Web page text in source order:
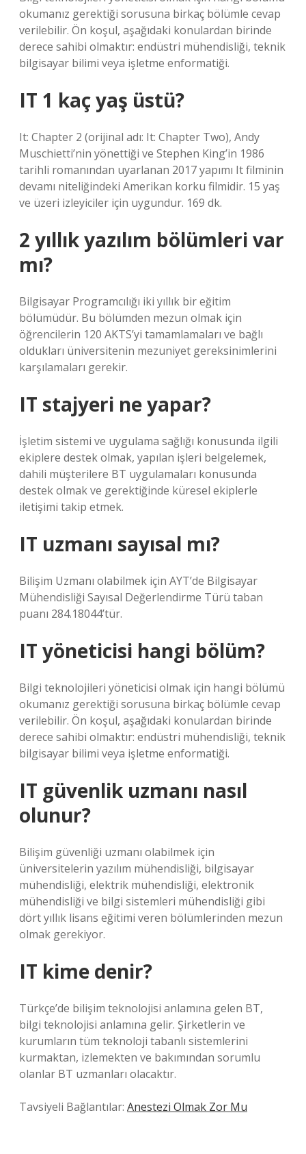
okumanız gerektiği sorusuna birkaç bölümle cevap
verilebilir. Ön koşul, aşağıdaki konulardan birinde
derece sahibi olmaktır: endüstri mühendisliği, teknik
bilgisayar bilimi veya işletme enformatiği.
IT 1 kaç yaş üstü?
It: Chapter 2 (orijinal adı: It: Chapter Two), Andy
Muschietti’nin yönettiği ve Stephen King’in 1986
tarihli romanından uyarlanan 2017 yapımı It filminin
devamı niteliğindeki Amerikan korku filmidir. 15 yaş
ve üzeri izleyiciler için uygundur. 169 dk.
2 yıllık yazılım bölümleri var
mı?
Bilgisayar Programcılığı iki yıllık bir eğitim
bölümüdür. Bu bölümden mezun olmak için
öğrencilerin 120 AKTS’yi tamamlamaları ve bağlı
oldukları üniversitenin mezuniyet gereksinimlerini
karşılamaları gerekir.
IT stajyeri ne yapar?
İşletim sistemi ve uygulama sağlığı konusunda ilgili
ekiplere destek olmak, yapılan işleri belgelemek,
dahili müşterilere BT uygulamaları konusunda
destek olmak ve gerektiğinde küresel ekiplerle
iletişimi takip etmek.
IT uzmanı sayısal mı?
Bilişim Uzmanı olabilmek için AYT’de Bilgisayar
Mühendisliği Sayısal Değerlendirme Türü taban
puanı 284.18044’tür.
IT yöneticisi hangi bölüm?
Bilgi teknolojileri yöneticisi olmak için hangi bölümü
okumanız gerektiği sorusuna birkaç bölümle cevap
verilebilir. Ön koşul, aşağıdaki konulardan birinde
derece sahibi olmaktır: endüstri mühendisliği, teknik
bilgisayar bilimi veya işletme enformatiği.
IT güvenlik uzmanı nasıl
olunur?
Bilişim güvenliği uzmanı olabilmek için
üniversitelerin yazılım mühendisliği, bilgisayar
mühendisliği, elektrik mühendisliği, elektronik
mühendisliği ve bilgi sistemleri mühendisliği gibi
dört yıllık lisans eğitimi veren bölümlerinden mezun
olmak gerekiyor.
IT kime denir?
Türkçe’de bilişim teknolojisi anlamına gelen BT,
bilgi teknolojisi anlamına gelir. Şirketlerin ve
kurumların tüm teknoloji tabanlı sistemlerini
kurmaktan, izlemekten ve bakımından sorumlu
olanlar BT uzmanları olacaktır.
Tavsiyeli Bağlantılar: Anestezi Olmak Zor Mu